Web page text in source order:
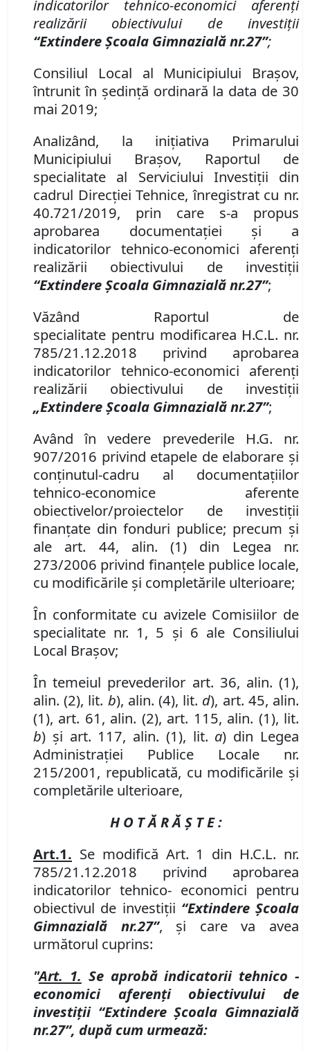
indicatorilor tehnico-economici aferenţi
realizării obiectivului de investiţii
“Extindere Școala Gimnazială nr.27”;
Consiliul Local al Municipiului Brașov,
întrunit în ședință ordinară la data de 30
mai 2019;
Analizând, la iniţiativa Primarului
Municipiului Braşov, Raportul de
specialitate al Serviciului Investiţii din
cadrul Direcţiei Tehnice, înregistrat cu nr.
40.721/2019, prin care s-a propus
aprobarea documentaţiei şi a
indicatorilor tehnico-economici aferenţi
realizării obiectivului de investiţii
“Extindere Școala Gimnazială nr.27”;
Văzând Raportul de
specialitate pentru modificarea H.C.L. nr.
785/21.12.2018 privind aprobarea
indicatorilor tehnico-economici aferenţi
realizării obiectivului de investiţii
„Extindere Școala Gimnazială nr.27”;
Având în vedere prevederile H.G. nr.
907/2016 privind etapele de elaborare și
conținutul-cadru al documentațiilor
tehnico-economice aferente
obiectivelor/proiectelor de investiții
finanțate din fonduri publice; precum şi
ale art. 44, alin.(1) din Legea nr.
273/2006 privind finanţele publice locale,
cu modificările şi completările ulterioare;
În conformitate cu avizele Comisiilor de
specialitate nr. 1, 5 și 6 ale Consiliului
Local Brașov;
În temeiul prevederilor art. 36, alin. (1),
alin. (2), lit. b), alin. (4), lit. d), art. 45, alin.
(1), art. 61, alin. (2), art. 115, alin. (1), lit.
b) şi art. 117, alin. (1), lit. a) din Legea
Administraţiei Publice Locale nr.
215/2001, republicată, cu modificările și
completările ulterioare,
H O T Ă R Ă Ş T E :
Art.1. Se modifică Art. 1 din H.C.L. nr.
785/21.12.2018 privind aprobarea
indicatorilor tehnico- economici pentru
obiectivul de investiţii “Extindere Școala
Gimnazială nr.27”, şi care va avea
următorul cuprins:
"Art. 1. Se aprobă indicatorii tehnico -
economici aferenţi obiectivului de
investiţii “Extindere Școala Gimnazială
nr.27”, după cum urmează: